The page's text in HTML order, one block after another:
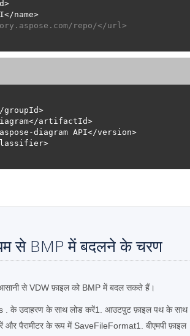
repo/</url>
से BMP में बदलने के चरण
से VDW फ़ाइल को BMP में बदल सकते हैं।
. के उदाहरण के साथ लोड करें1. आउटपुट फ़ाइल पथ के साथ
और पैरामीटर के रूप में SaveFileFormat1. बीएमपी फ़ाइल